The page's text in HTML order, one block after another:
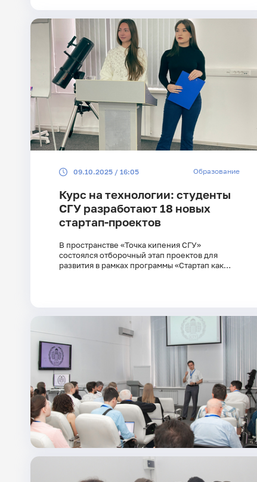
09.10.2025 / 16:05 Образование
Курс на технологии: студенты
СГУ разработают 18 новых
стартап-проектов
В пространстве «Точка кипения СГУ»
состоялся отборочный этап проектов для
развития в рамках программы «Стартап как